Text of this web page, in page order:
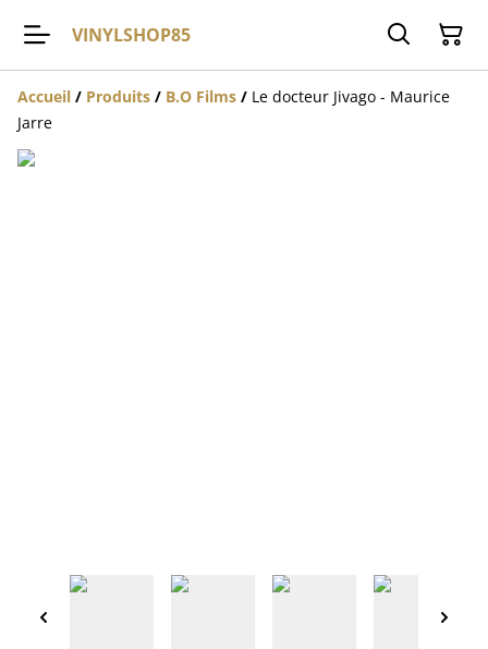
VINYLSHOP85
Accueil / Produits / B.O Films / Le docteur Jivago - Maurice
Jarre